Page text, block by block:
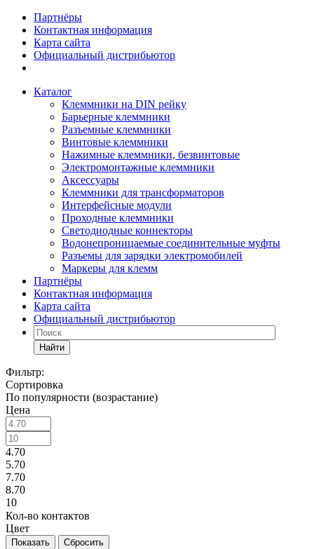
Партнёры
Контактная информация
Карта сайта
Официальный дистрибьютор
Каталог
Клеммники на DIN рейку
Барьерные клеммники
Разъемные клеммники
Винтовые клеммники
Нажимные клеммники, безвинтовые
Электромонтажные клеммники
Аксессуары
Клеммники для трансформаторов
Интерфейсные модули
Проходные клеммники
Светодиодные коннекторы
Водонепроницаемые соединительные муфты
Разъемы для зарядки электромобилей
Маркеры для клемм
Партнёры
Контактная информация
Карта сайта
Официальный дистрибьютор
Найти
Фильтр:
Сортировка
По популярности (возрастание)
Цена
4.70
5.70
7.70
8.70
10
Кол-во контактов
Цвет
Показать Сбросить